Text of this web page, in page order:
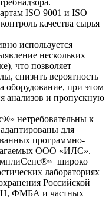
ISO 9001 и ISO
качества сырья
используется
нескольких
что позволяет
снизить вероятность
оборудование, при этом
анализов и пропускную
нетребовательны к
для
программно-
ООО «ИЛС».
широко
лабораториях
Российской
ФМБА и частных